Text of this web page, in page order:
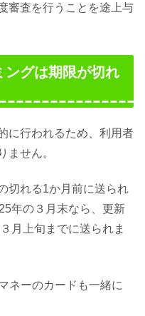
審査を行うことを途上与
ングは期限が切れ
に行われるため、利用者
ません。
切れる1か月前に送られ
年の３月末なら、更新
月上旬までに送られま
ネーのカードも一緒に